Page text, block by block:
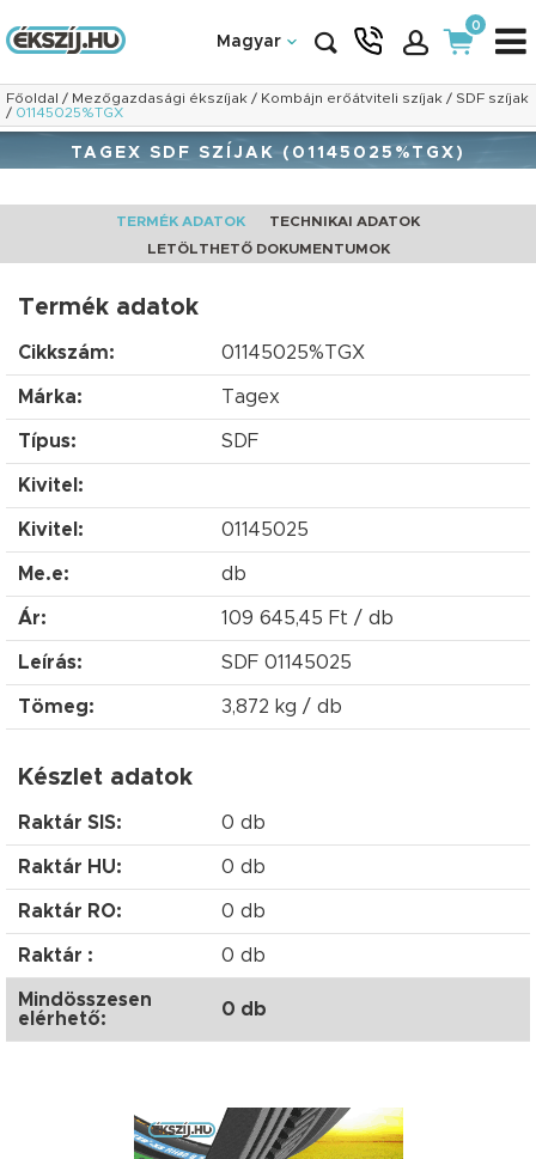
Magyar
0
Főoldal / Mezőgazdasági ékszíjak / Kombájn erőátviteli szíjak / SDF szíjak
/ 01145025%TGX
TAGEX SDF SZÍJAK (01145025%TGX)
TERMÉK ADATOK
TECHNIKAI ADATOK
LETÖLTHETŐ DOKUMENTUMOK
Termék adatok
Cikkszám: 01145025%TGX
Márka: Tagex
Típus: SDF
Kivitel:
Kivitel: 01145025
Me.e: db
Ár: 109 645,45 Ft / db
Leírás: SDF 01145025
Tömeg: 3,872 kg / db
Készlet adatok
Raktár SIS: 0 db
Raktár HU: 0 db
Raktár RO: 0 db
Raktár : 0 db
Mindösszesen
elérhető:
0 db